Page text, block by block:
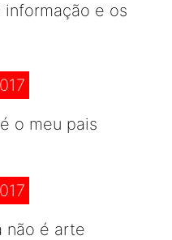
informação e os
o meu pais
não é arte